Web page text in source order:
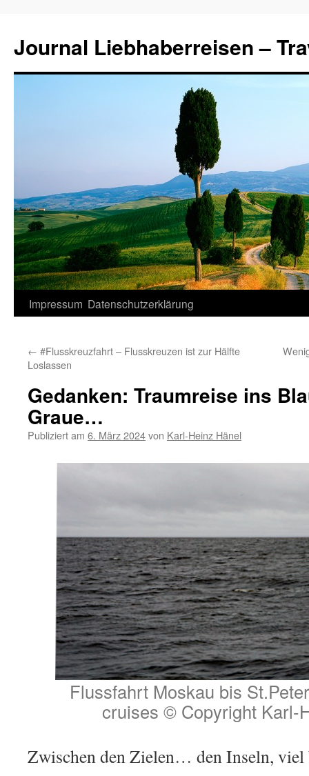
Journal Liebhaberreisen –
Zum
springen
Impressum Datenschutzerklärung
← #Flusskreuzfahrt – Flusskreuzen ist zur Hälfte
Loslassen
Gedanken: Traumreise ins
Graue…
Publiziert am 6. März 2024von Karl-Heinz Hänel
Flussfahrt Moskau bis
cruises © Copyright Karl-
Zwischen den Zielen… den Inseln, viel